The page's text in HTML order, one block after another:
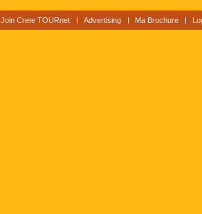
Join Crete TOURnet Advertising Ma Brochure